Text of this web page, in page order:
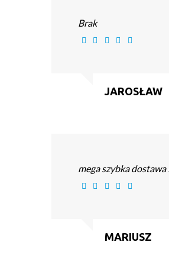
Brak
JAROSŁAW
mega szybka
MARIUSZ